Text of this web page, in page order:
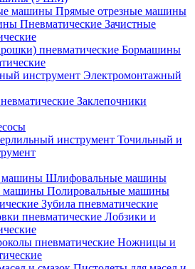
Прямые отрезные машины
Зачистные
Бормашины
Электромонтажный
Заклепочники
Точильный и
Шлифовальные машины
Полировальные машины
Зубила пневматические
Лобзики и
Ножницы и